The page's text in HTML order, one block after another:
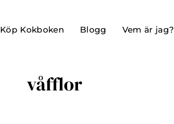
Köp Kokboken Blogg Vem är jag?
våfflor